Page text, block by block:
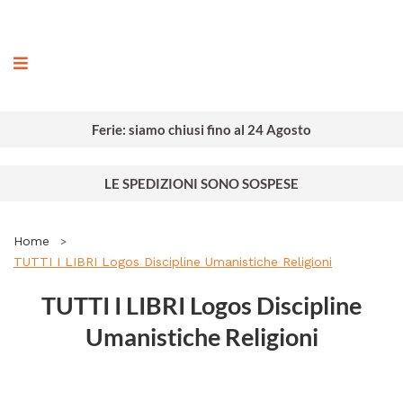
Ferie: siamo chiusi fino al 24 Agosto
LE SPEDIZIONI SONO SOSPESE
Home
TUTTI I LIBRI Logos Discipline Umanistiche Religioni
TUTTI I LIBRI Logos Discipline
Umanistiche Religioni